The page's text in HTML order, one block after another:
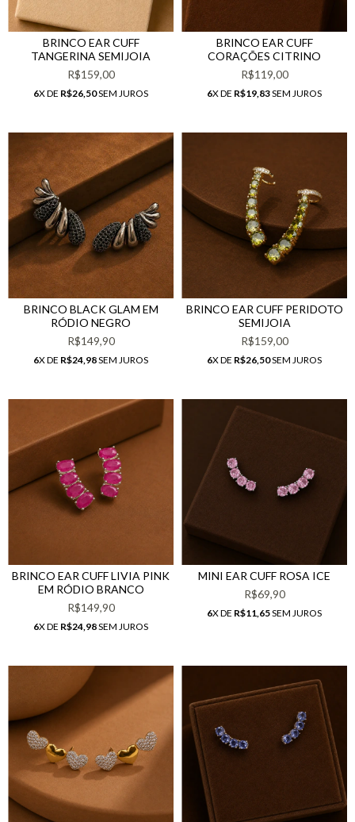
BRINCO EAR CUFF
TANGERINA SEMIJOIA
R$159,00
6X DE R$26,50SEM JUROS
BRINCO EAR CUFF
CORAÇÕES CITRINO
R$119,00
6X DE R$19,83SEM JUROS
BRINCO BLACK GLAM EM
RÓDIO NEGRO
R$149,90
6X DE R$24,98SEM JUROS
BRINCO EAR CUFF PERIDOTO
SEMIJOIA
R$159,00
6X DE R$26,50SEM JUROS
BRINCO EAR CUFF LIVIA PINK
EM RÓDIO BRANCO
R$149,90
6X DE R$24,98SEM JUROS
MINI EAR CUFF ROSA ICE
R$69,90
6X DE R$11,65SEM JUROS